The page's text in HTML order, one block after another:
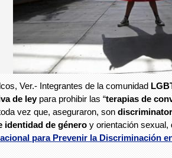
Ver.- Integrantes de la comunidad
de leypara prohibir las “terapias de
vez que, aseguraron, son
identidad de género y orientación sexual,
para Prevenir la Discriminación